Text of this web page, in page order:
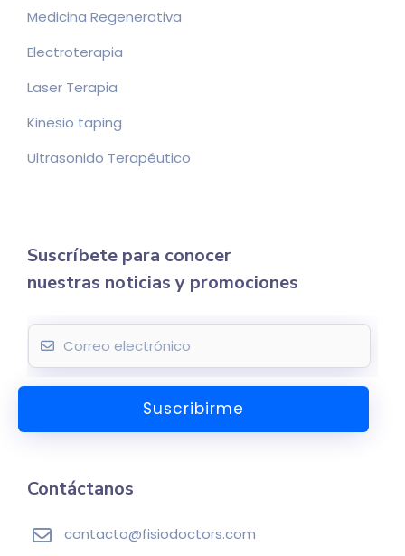
Medicina Regenerativa
Electroterapia
Laser Terapia
Kinesio taping
Ultrasonido Terapéutico
Suscríbete para conocer
nuestras noticias y promociones
m
a
l
Suscribirme
Contáctanos
contacto@fisiodoctors.com